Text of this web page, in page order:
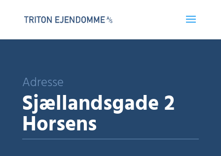
Adresse
Sjællandsgade 2
Horsens